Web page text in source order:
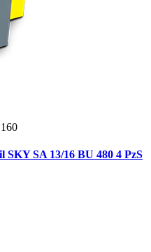
160
SA 13/16 BU 480 4 PzS